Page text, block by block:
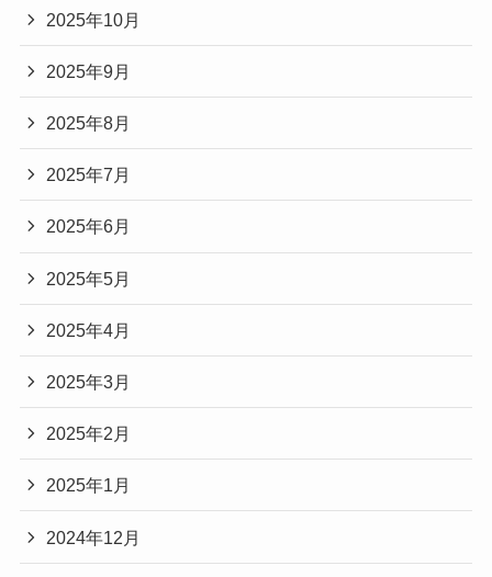
2025年10月
2025年9月
2025年8月
2025年7月
2025年6月
2025年5月
2025年4月
2025年3月
2025年2月
2025年1月
2024年12月